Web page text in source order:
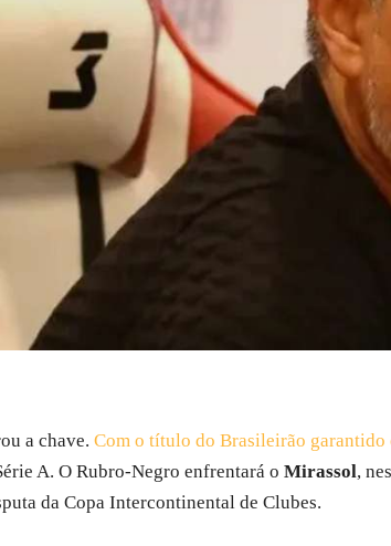
a chave. Com o título do Brasileirão garantido
A. O Rubro-Negro enfrentará o Mirassol,
da Copa Intercontinental de Clubes.